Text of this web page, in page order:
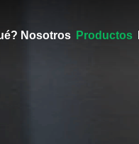
Nosotros Productos